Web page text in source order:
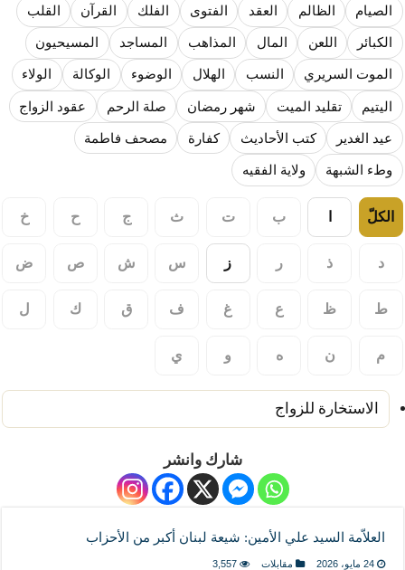
الصيام الظالم العقد الفتوى الفلك القرآن القلب
الكبائر اللعن المال المذاهب المساجد المسيحيون
الموت السريري النسب الهلال الوضوء الوكالة الولاء
اليتيم تقليد الميت شهر رمضان صلة الرحم عقود الزواج
عيد الغدير كتب الأحاديث كفارة مصحف فاطمة
وطء الشبهة ولاية الفقيه
الكلّ ب ت ث ج ح خ
د ذ ر ز س ش ص ض
ط ظ ع غ ف ق ك ل
م ن ه و ي
الاستخارة للزواج
شارك وانشر
العلاّمة السيد علي الأمين: شيعة لبنان أكبر من الأحزاب
24 مايو، 2026 مقابلات 3,557